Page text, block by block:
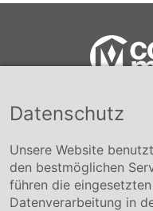
Datenschutz
Unsere Website
den bestmöglichen
führen die
Datenverarbeitung in